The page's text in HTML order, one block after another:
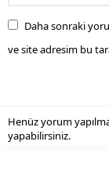
Daha sonraki
ve site adresim bu
Henüz yorum
yapabilirsiniz.